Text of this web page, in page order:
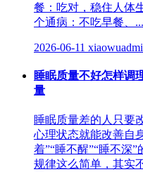
餐：吃对，稳住人体
个通病：不吃早餐、...
2026-06-11
睡眠质量不好怎样调
量
睡眠质量差的人只要
心理状态就能改善自
着”“睡不醒”“睡不深
规律这么简单，其实